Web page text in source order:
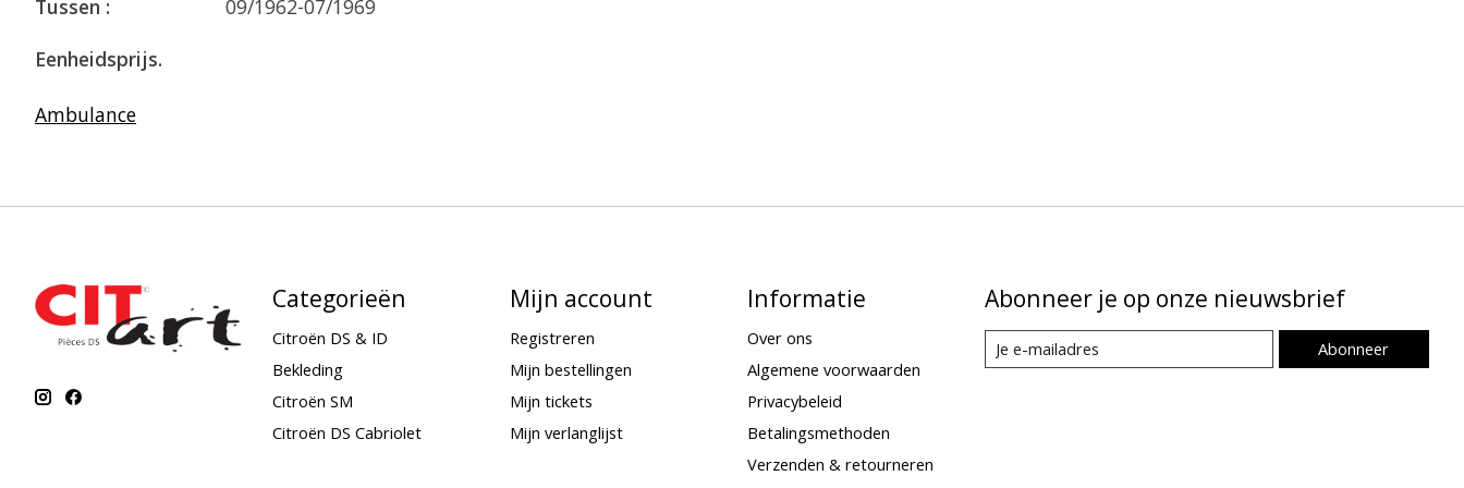
Tussen :
09/1962-07/1969
Eenheidsprijs.
Ambulance
Categorieën
Citroën DS & ID
Bekleding
Citroën SM
Citroën DS Cabriolet
Mijn account
Registreren
Mijn bestellingen
Mijn tickets
Mijn verlanglijst
Informatie
Over ons
Algemene voorwaarden
Privacybeleid
Betalingsmethoden
Verzenden & retourneren
Abonneer je op onze nieuwsbrief
Abonneer